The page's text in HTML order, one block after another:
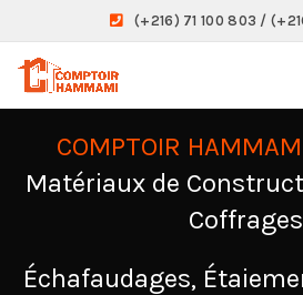
(+216) 71 100 803 /
COMPTOIR
Matériaux de
Échafaudages,